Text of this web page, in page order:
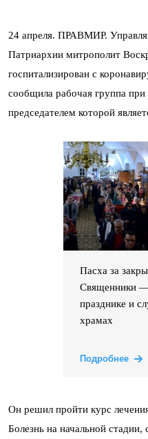
24 апреля. ПРАВМИР.
Патриархии митрополит
госпитализирован с
сообщила рабочая группа
председателем которой
Пасха за
Священники
празднике и
храмах
Подробнее
Он решил пройти курс
Болезнь на начальной стадии,